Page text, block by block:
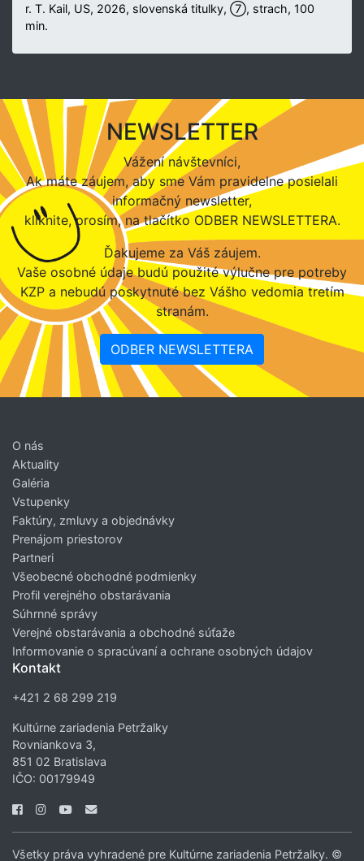
r. T. Kail, US, 2026, slovenská titulky, ⑦, strach, 100
min.
NEWSLETTER
Vážení návštevníci,
Ak máte záujem, aby sme Vám pravidelne posielali
informačný newsletter,
kliknite, prosím, na tlačítko ODBER NEWSLETTERA.
Ďakujeme za Váš záujem.
Vaše osobné údaje budú použité výlučne pre potreby
KZP a nebudú poskytnuté bez Vášho vedomia tretím
stranám.
ODBER NEWSLETTERA
O nás
Aktuality
Galéria
Vstupenky
Faktúry, zmluvy a objednávky
Prenájom priestorov
Partneri
Všeobecné obchodné podmienky
Profil verejného obstarávania
Súhrnné správy
Verejné obstarávania a obchodné súťaže
Informovanie o spracúvaní a ochrane osobných údajov
Kontakt
+421 2 68 299 219
Kultúrne zariadenia Petržalky
Rovniankova 3,
851 02 Bratislava
IČO: 00179949
Všetky práva vyhradené pre Kultúrne zariadenia Petržalky. ©